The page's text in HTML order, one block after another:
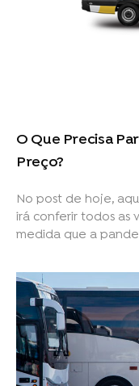
O Que Precisa
Preço?
No post de hoje,
irá conferir todos as
medida que a